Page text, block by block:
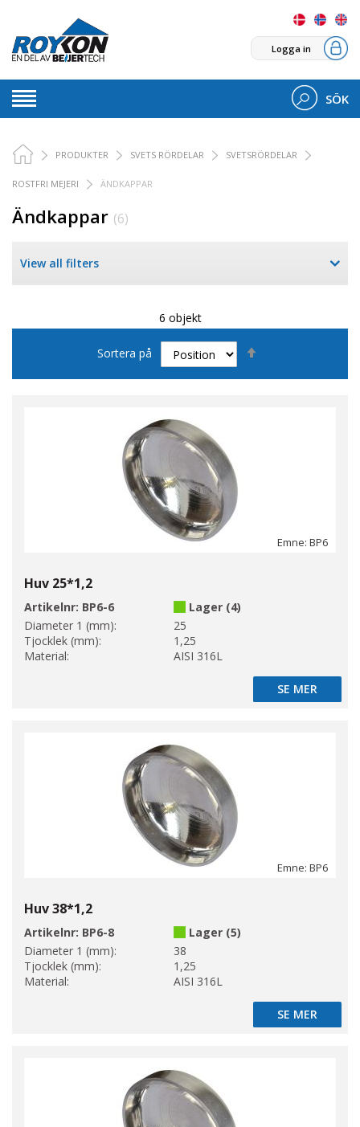
Logga in
SÖK
PRODUKTER SVETS RÖRDELAR SVETSRÖRDELAR
ROSTFRI MEJERI ÄNDKAPPAR
Ändkappar (6)
View all filters
6 objekt
Sortera på
Emne: BP6
Huv 25*1,2
Artikelnr: BP6-6
Lager (4)
Diameter 1 (mm):
25
Tjocklek (mm):
1,25
Material:
AISI 316L
SE MER
SE MER
Emne: BP6
Huv 38*1,2
Artikelnr: BP6-8
Lager (5)
Diameter 1 (mm):
38
Tjocklek (mm):
1,25
Material:
AISI 316L
SE MER
SE MER